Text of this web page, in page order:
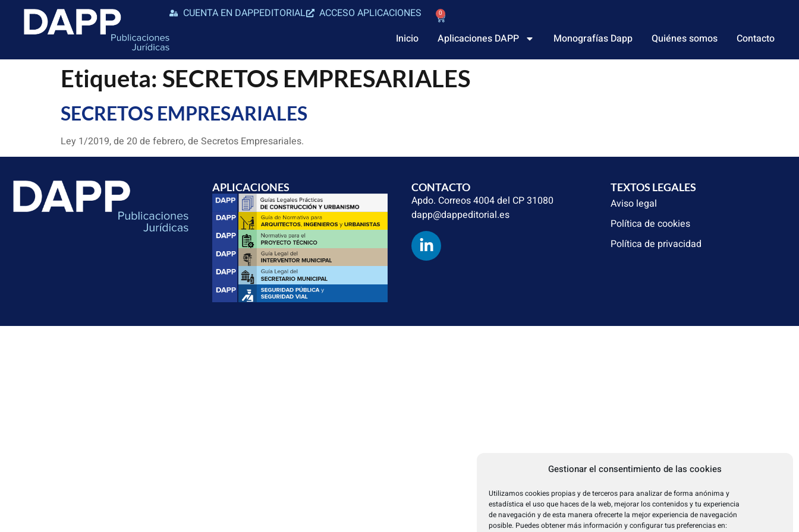
Gestionar el consentimiento de las cookies
Utilizamos cookies propias y de terceros para analizar de forma anónima y
estadística el uso que haces de la web, mejorar los contenidos y tu experiencia
de navegación y de esta manera ofrecerte la mejor experiencia de navegación
posible. Puedes obtener más información y configurar tus preferencias en:
CUENTA EN DAPPEDITORIAL ACCESO APLICACIONES 0
Inicio Aplicaciones DAPP Monografías Dapp Quiénes somos Contacto
Etiqueta: SECRETOS EMPRESARIALES
SECRETOS EMPRESARIALES
Ley 1/2019, de 20 de febrero, de Secretos Empresariales.
APLICACIONES CONTACTO
Apdo. Correos 4004 del CP 31080
dapp@dappeditorial.es
TEXTOS LEGALES
Aviso legal
Política de cookies
Política de privacidad